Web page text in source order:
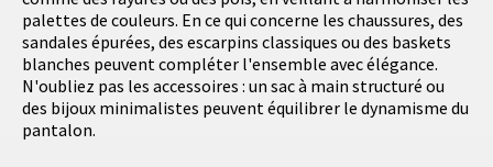
palettes de couleurs. En ce qui concerne les chaussures, des
sandales épurées, des escarpins classiques ou des baskets
blanches peuvent compléter l'ensemble avec élégance.
N'oubliez pas les accessoires : un sac à main structuré ou
des bijoux minimalistes peuvent équilibrer le dynamisme du
pantalon.